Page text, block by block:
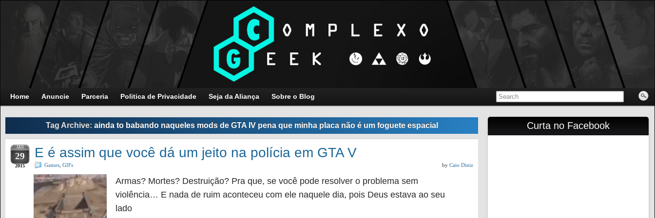
Home Anuncie Parceria Politica de Privacidade Seja da Aliança Sobre o Blog
Tag Archive: ainda to babando naqueles mods de GTA IV pena que minha placa não é um foguete espacial
JAN
29
2015
E é assim que você dá um jeito na polícia em GTA V
Games GIFs by Caio Diniz
Armas? Mortes? Destruição? Pra que, se você pode resolver o problema sem
violência… E nada de ruim aconteceu com ele naquele dia, pois Deus estava ao seu
lado
Curta no Facebook